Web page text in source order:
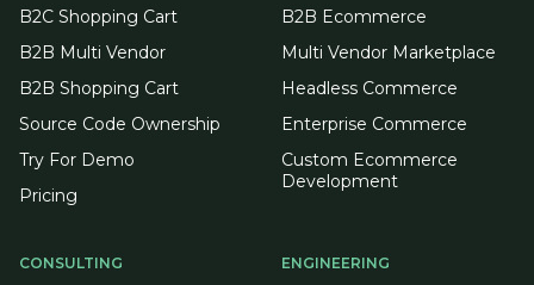
B2C Shopping Cart
B2B Multi Vendor
B2B Shopping Cart
Source Code Ownership
Try For Demo
Pricing
B2B Ecommerce
Multi Vendor Marketplace
Headless Commerce
Enterprise Commerce
Custom Ecommerce
Development
CONSULTING ENGINEERING